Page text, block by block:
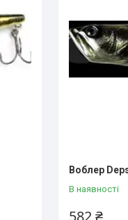
Воблер
В наявності
582 ₴